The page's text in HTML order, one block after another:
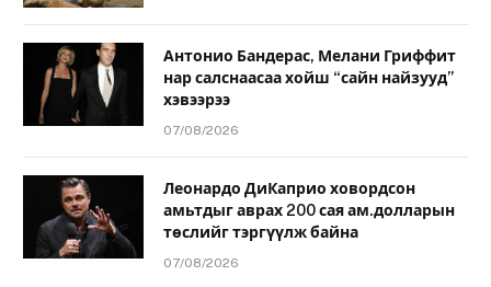
Антонио Бандерас, Мелани Гриффит
нар салснаасаа хойш “сайн найзууд”
хэвээрээ
07/08/2026
Леонардо ДиКаприо ховордсон
амьтдыг аврах 200 сая ам.долларын
төслийг тэргүүлж байна
07/08/2026